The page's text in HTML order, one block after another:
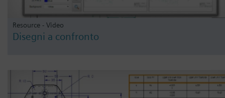
Resource - Video
Disegni a confronto